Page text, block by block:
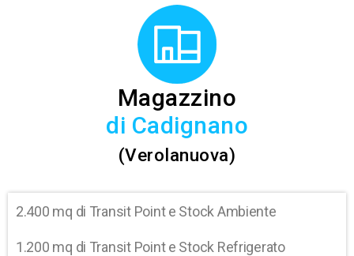
2.400 mq di Transit Point e Stock Ambiente
1.200 mq di Transit Point e Stock Refrigerato
Magazzino
di Cadignano
(Verolanuova)